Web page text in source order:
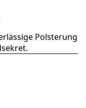
Polsterung